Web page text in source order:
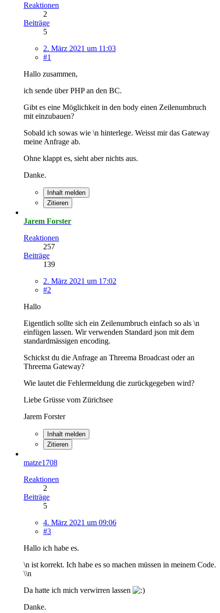
Reaktionen
2
Beiträge
5
2. März 2021 um 11:03
#1
Hallo zusammen,
ich sende über PHP an den BC.
Gibt es eine Möglichkeit in den body einen Zeilenumbruch
mit einzubauen?
Sobald ich sowas wie \n hinterlege. Weisst mir das Gateway
meine Anfrage ab.
Ohne klappt es, sieht aber nichts aus.
Danke.
Inhalt melden
Zitieren
Jarem Forster
Reaktionen
257
Beiträge
139
2. März 2021 um 17:02
#2
Hallo
Eigentlich sollte sich ein Zeilenumbruch einfach so als \n
einfügen lassen. Wir verwenden Standard json mit dem
standardmässigen encoding.
Schickst du die Anfrage an Threema Broadcast oder an
Threema Gateway?
Wie lautet die Fehlermeldung die zurückgegeben wird?
Liebe Grüsse vom Zürichsee
Jarem Forster
Inhalt melden
Zitieren
matze1708
Reaktionen
2
Beiträge
5
4. März 2021 um 09:06
#3
Hallo ich habe es.
\n ist korrekt. Ich habe es so machen müssen in meinem Code.
\\n
Da hatte ich mich verwirren lassen
Danke.